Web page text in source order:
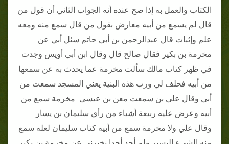
الكتاب والعمل به إذا صح عنده أنه الجواب الثاني أن قول من
قال لم يسمع من أبيه معارض بقول من قال سمع منه ومعه
علم وإثبات قال عبدالرحمن بن أبي حاتم سئل أبي عن
مخرمة بن بكير فقال صالح قال وقال ابن أبي أويس وجدت
في ظهر كتاب مالك سألت مخرمة عما يحدث به عن سمعها
من أبيه فحلف لي ورب هذه البنية يعني المسجد سمعت من
أبي وقال علي بن سمعت معن بن عيسى مخرمة سمع من
أبيه وعرض عليه ربيعة أشياء من رأي سليمان بن يسار
وقال علي ولا مخرمة سمع من أبيه كتاب سليمان لعله سمع